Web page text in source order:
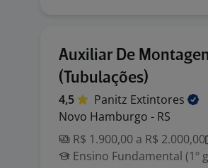
Auxiliar De
(Tubulações)
4,5 Panitz Extintores
Novo Hamburgo - RS
R$ 1.900,00 a R$ 2.000,00
Ensino Fundamental (1º